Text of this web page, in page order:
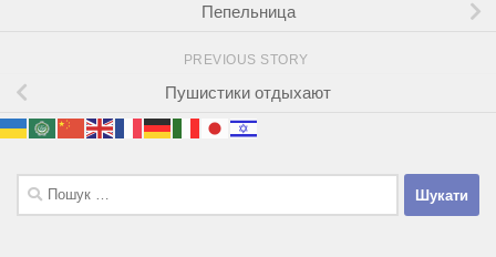
Пепельница
PREVIOUS STORY
Пушистики отдыхают
Пошук: